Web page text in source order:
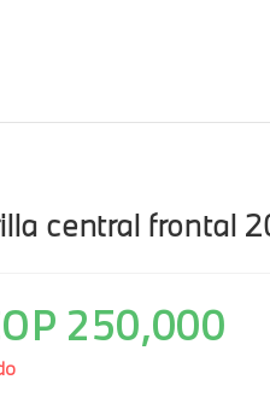
central frontal
250,000